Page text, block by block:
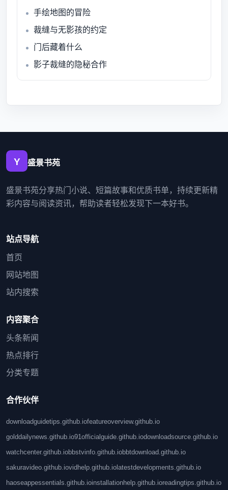
手绘地图的冒险
裁缝与无影孩的约定
门后藏着什么
影子裁缝的隐秘合作
盛景书苑
盛景书苑分享热门小说、短篇故事和优质书单，持续更新精
彩内容与阅读资讯，帮助读者轻松发现下一本好书。
站点导航
首页
网站地图
站内搜索
内容聚合
头条新闻
热点排行
分类专题
合作伙伴
downloadguidetips.github.iofeatureoverview.github.io
golddailynews.github.io91officialguide.github.iodownloadsource.github.io
watchcenter.github.iobbstvinfo.github.iobbtdownload.github.io
sakuravideo.github.iovidhelp.github.io latestdevelopments.github.io
haoseappessentials.github.ioinstallationhelp.github.ioreadingtips.github.io